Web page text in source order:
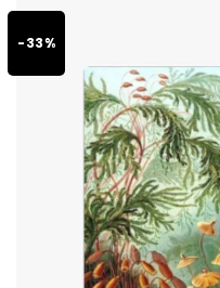
-33%